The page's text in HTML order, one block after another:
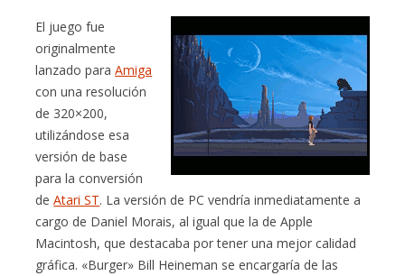
El juego fue
originalmente
lanzado paraAmiga
con una resolución
de 320×200,
utilizándose esa
versión de base
para la conversión
deAtari ST. La versión de PC vendría inmediatamente a
cargo de Daniel Morais, al igual que la de Apple
Macintosh, que destacaba por tener una mejor calidad
gráfica. «Burger» Bill Heineman se encargaría de las